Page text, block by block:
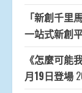
「新創千
一站式新創
《怎麼可
月19日登場